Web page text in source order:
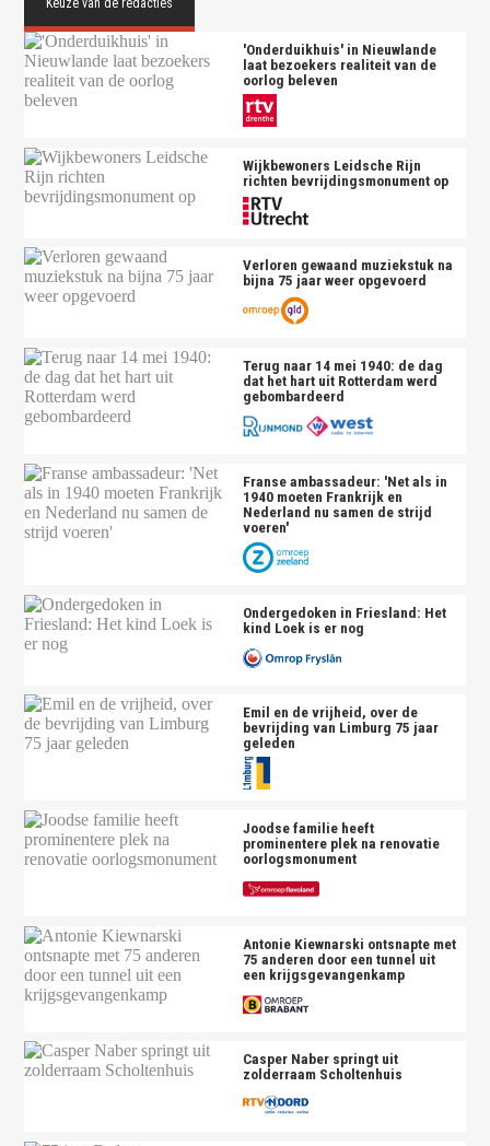
'Onderduikhuis' in Nieuwlande
laat bezoekers realiteit van de
oorlog beleven
Wijkbewoners Leidsche Rijn
richten bevrijdingsmonument op
Verloren gewaand muziekstuk na
bijna 75 jaar weer opgevoerd
Terug naar 14 mei 1940: de dag
dat het hart uit Rotterdam werd
gebombardeerd
Franse ambassadeur: 'Net als in
1940 moeten Frankrijk en
Nederland nu samen de strijd
voeren'
Ondergedoken in Friesland: Het
kind Loek is er nog
Emil en de vrijheid, over de
bevrijding van Limburg 75 jaar
geleden
Joodse familie heeft
prominentere plek na renovatie
oorlogsmonument
Antonie Kiewnarski ontsnapte met
75 anderen door een tunnel uit
een krijgsgevangenkamp
Casper Naber springt uit
zolderraam Scholtenhuis